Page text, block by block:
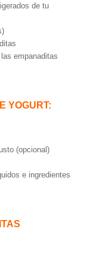
de tu
empanaditas
YOGURT:
(opcional)
e ingredientes